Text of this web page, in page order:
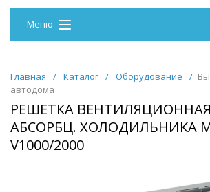
Меню
Главная / Каталог / Оборудование /
автодома
РЕШЕТКА
АБСОРБЦ. ХОЛОДИЛЬНИКА
V1000/2000